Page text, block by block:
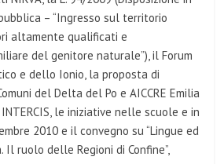
– “Ingresso sul territorio
altamente qualificati e
del genitore naturale”), il Forum
e dello Ionio, la proposta di
del Delta del Po e AICCRE Emilia
le iniziative nelle scuole e in
2010 e il convegno su “Lingue ed
Il ruolo delle Regioni di Confine”,